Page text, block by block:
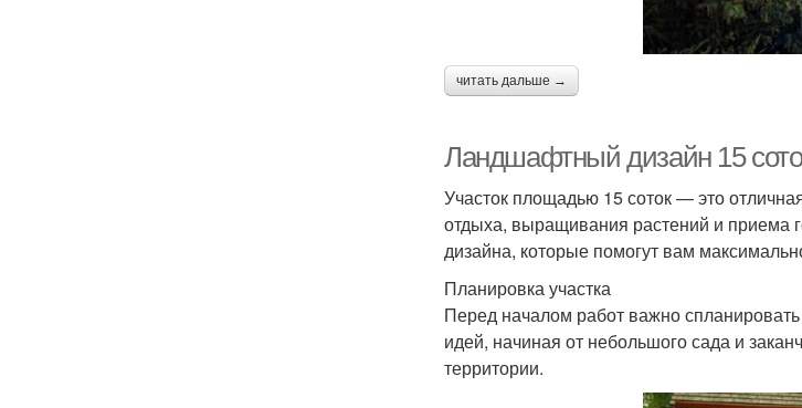
читать дальше →
Ландшафтный дизайн 15
Участок площадью 15 соток — это
отдыха, выращивания растений и приема
дизайна, которые помогут вам
Планировка участка
Перед началом работ важно
идей, начиная от небольшого сада и
территории.